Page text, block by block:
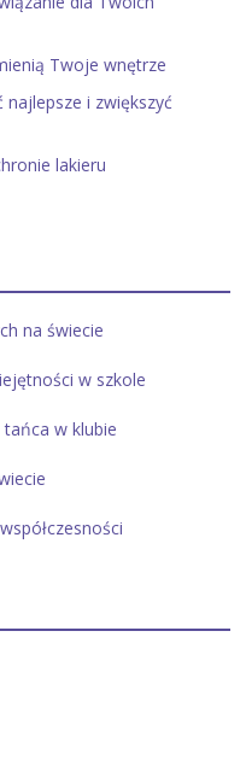
Twoje wnętrze
najlepsze i zwiększyć
lakieru
na świecie
w szkole
w klubie